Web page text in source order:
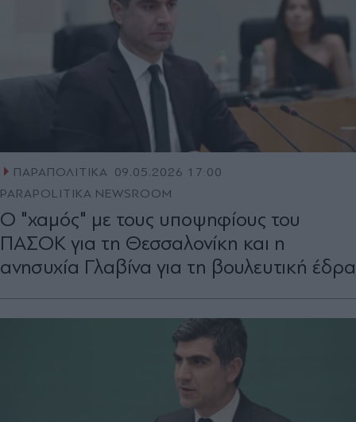
ΠΑΡΑΠΟΛΙΤΙΚΑ 09.05.2026 17:00
PARAPOLITIKA NEWSROOM
Ο "χαμός" με τους υποψηφίους του
ΠΑΣΟΚ για τη Θεσσαλονίκη και η
ανησυχία Γλαβίνα για τη βουλευτική έδρα